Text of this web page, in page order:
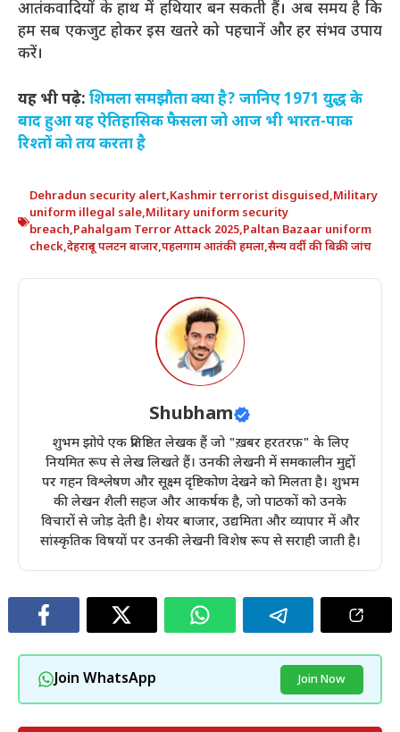
आतंकवादियों के हाथ में हथियार बन सकती हैं। अब समय है कि
हम सब एकजुट होकर इस खतरे को पहचानें और हर संभव उपाय
करें।
यह भी पढ़े: शिमला समझौता क्या है? जानिए 1971 युद्ध के
बाद हुआ यह ऐतिहासिक फैसला जो आज भी भारत-पाक
रिश्तों को तय करता है
Dehradun security alert,Kashmir terrorist disguised,Military
uniform illegal sale,Military uniform security
breach,Pahalgam Terror Attack 2025,Paltan Bazaar uniform
check,देहरादून पलटन बाजार,पहलगाम आतंकी हमला,सैन्य वर्दी की बिक्री जांच
Shubham
शुभम झोपे एक प्रतिष्ठित लेखक हैं जो "ख़बर हरतरफ़" के लिए
नियमित रूप से लेख लिखते हैं। उनकी लेखनी में समकालीन मुद्दों
पर गहन विश्लेषण और सूक्ष्म दृष्टिकोण देखने को मिलता है। शुभम
की लेखन शैली सहज और आकर्षक है, जो पाठकों को उनके
विचारों से जोड़ देती है। शेयर बाजार, उद्यमिता और व्यापार में और
सांस्कृतिक विषयों पर उनकी लेखनी विशेष रूप से सराही जाती है।
Join WhatsApp Join Now